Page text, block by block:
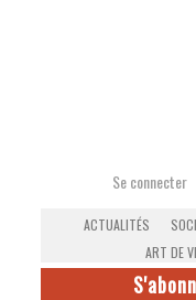
Se connecter
ACTUALITÉS
ART DE